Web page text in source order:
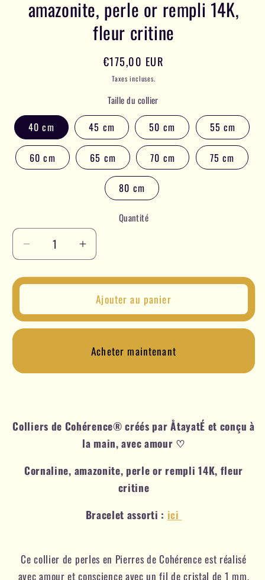
amazonite, perle or rempli 14K,
fleur critine
Prix
habituel
€175,00 EUR
Taxes incluses.
Taille du collier
40 cm 45 cm 50 cm 55 cm
60 cm 65 cm 70 cm 75 cm
80 cm
Quantité
Réduire
la
quantité
de
amazonite,
rempli
14K,
Augmenter
la
quantité
Collier
de
amazonite,
rempli
14K,
fleur
Ajouter au panier
Acheter maintenant
Colliers de Cohérence®️ créés par ÅtayatÉ et conçu à
la main, avec amour ♡
Cornaline, amazonite, perle or rempli 14K, fleur
critine
Bracelet assorti : ici
Ce collier de perles en Pierres de Cohérence est réalisé
avec amour et conscience avec un fil de cristal de 1 mm,